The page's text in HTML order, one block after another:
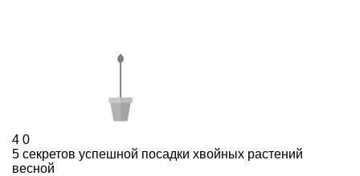
4 0
5 секретов успешной посадки хвойных растений
весной